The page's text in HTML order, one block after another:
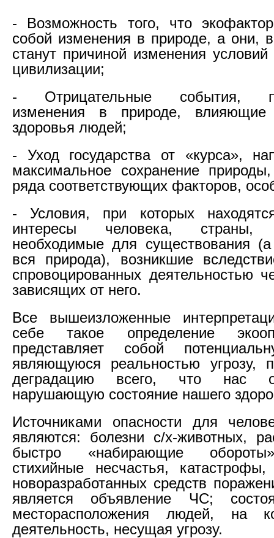
- Возможность того, что
собой изменения в природе, а они,
станут причиной изменения
цивилизации;
- Отрицательные события,
изменения в природе, влияющие
здоровья людей;
- Уход государства от «курса»,
максимальное сохранение
ряда соответствующих факторов,
- Условия, при которых
интересы человека, страны,
необходимые для существования
вся природа), возникшие
спровоцированных деятельностью
зависящих от него.
Все вышеизложенные
себе такое определение
представляет собой
являющуюся реальностью угрозу,
деградацию всего, что нас
нарушающую состояние нашего
Источниками опасности для
являются: болезни с/х-животных,
быстро «набирающие
стихийные несчастья, катастрофы,
новоразработанных средств
является объявление ЧС;
месторасположения людей, на
деятельность, несущая угрозу.